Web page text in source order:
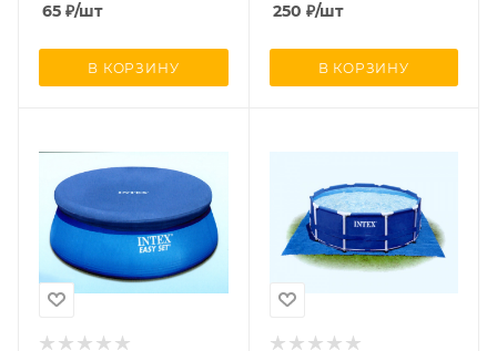
65 ₽/шт
В КОРЗИНУ
250 ₽/шт
В КОРЗИНУ